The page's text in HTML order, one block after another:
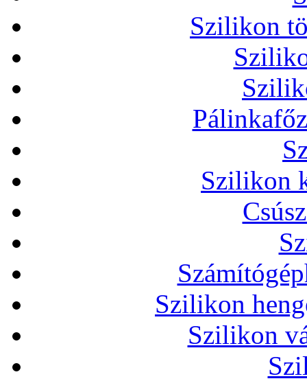
Szilikon
Szilikon
Szilikon
Szilikon